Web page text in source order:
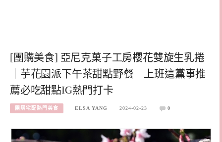
[團購美食] 亞尼克菓子工房櫻花雙旋生乳捲
｜芋花園派下午茶甜點野餐｜上班這黨事推
薦必吃甜點IG熱門打卡
團購宅配熱門美食 ELSA YANG 2024-02-23 0